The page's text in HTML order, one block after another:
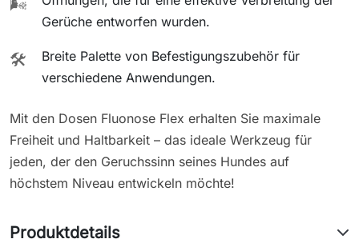
Gerüche entworfen wurden.
🛠️
Breite Palette von Befestigungszubehör für
verschiedene Anwendungen.
Mit den Dosen Fluonose Flex erhalten Sie maximale
Freiheit und Haltbarkeit – das ideale Werkzeug für
jeden, der den Geruchssinn seines Hundes auf
höchstem Niveau entwickeln möchte!
Produktdetails